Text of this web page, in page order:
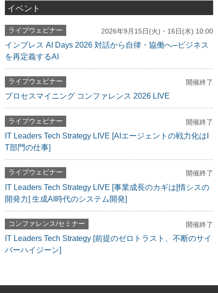
イベント
ライブウェビナー 2026年9月15日(火)・16日(水) 10:00
インプレス AI Days 2026 対話から自律・協働へ─ビジネス
を再定義するAI
ライブウェビナー 開催終了
プロセスマイニング コンファレンス 2026 LIVE
ライブウェビナー 開催終了
IT Leaders Tech Strategy LIVE [AIエージェントの戦力化はI
T部門の仕事]
ライブウェビナー 開催終了
IT Leaders Tech Strategy LIVE [事業成長のカギは[情シスの
開発力] 生成AI時代のシステム開発]
コンファレンス/セミナー 開催終了
IT Leaders Tech Strategy [前提のゼロトラスト、不断のサイ
バーハイジーン]